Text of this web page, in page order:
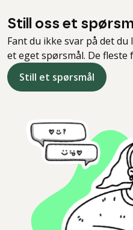
Still oss et
Fant du ikke svar på det
et eget spørsmål. De fleste
Still et spørsmål